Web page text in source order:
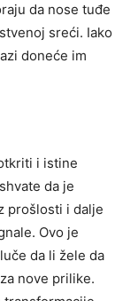
da nose tuđe
sreći. Iako
doneće im
i istine
da je
prošlosti i dalje
Ovo je
da li žele da
nove prilike.